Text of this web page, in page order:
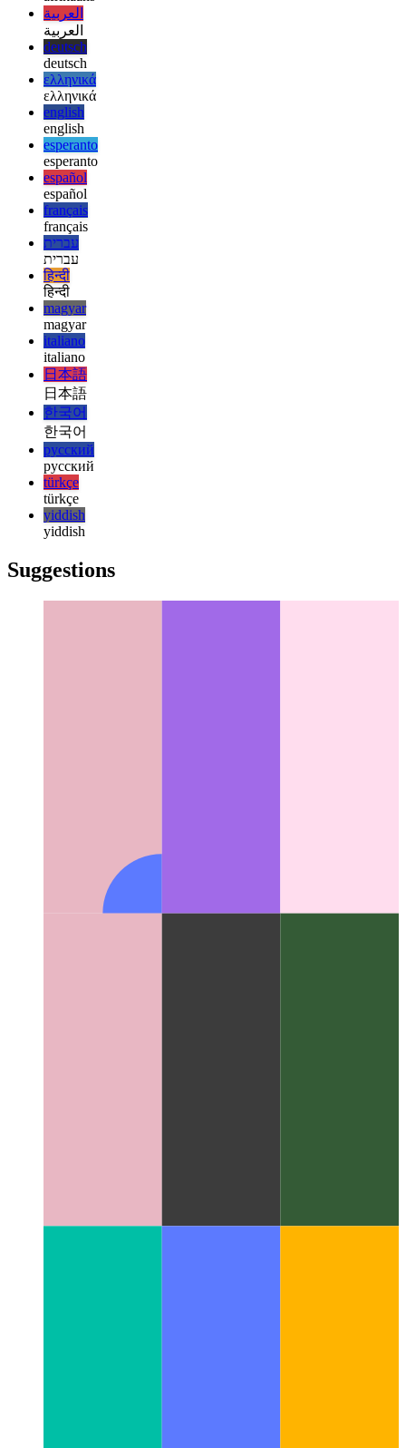
ऊपर स्पष्ट लाभ प्रदान करने की इसकी क्षमता पर निर्भर करेगी।
afrikaans
afrikaans
العربية
العربية
deutsch
deutsch
ελληνικά
ελληνικά
english
english
esperanto
esperanto
español
español
français
français
עברית
עברית
हिन्दी
हिन्दी
magyar
magyar
italiano
italiano
日本語
日本語
한국어
한국어
русский
русский
türkçe
yiddish